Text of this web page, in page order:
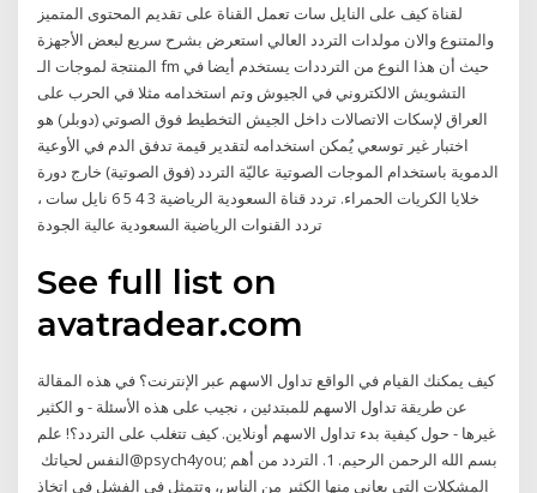
لقناة كيف على النايل سات تعمل القناة على تقديم المحتوى المتميز
والمتنوع والان مولدات التردد العالي استعرض بشرح سريع لبعض الأجهزة
المنتجة لموجات الـ fm حيث أن هذا النوع من الترددات يستخدم أيضا في
التشويش الالكتروني في الجيوش وتم استخدامه مثلا في الحرب على
العراق لإسكات الاتصالات داخل الجيش التخطيط فوق الصوتي (دوبلر) هو
اختبار غير توسعي يُمكن استخدامه لتقدير قيمة تدفق الدم في الأوعية
الدموية باستخدام الموجات الصوتية عاليّة التردد (فوق الصوتية) خارج دورة
خلايا الكريات الحمراء. تردد قناة السعودية الرياضية 3 4 5 6 نايل سات ،
تردد القنوات الرياضية السعودية عالية الجودة
See full list on
avatradear.com
كيف يمكنك القيام في الواقع تداول الاسهم عبر الإنترنت؟ في هذه المقالة
عن طريقة تداول الاسهم للمبتدئين ، نجيب على هذه الأسئلة - و الكثير
غيرها - حول كيفية بدء تداول الاسهم أونلاين. كيف تتغلب على التردد؟! علم
النفس لحياتك ‏@psych4you; بسم الله الرحمن الرحيم. 1. التردد من أهم
المشكلات التي يعاني منها الكثير من الناس، وتتمثل في الفشل في اتخاذ